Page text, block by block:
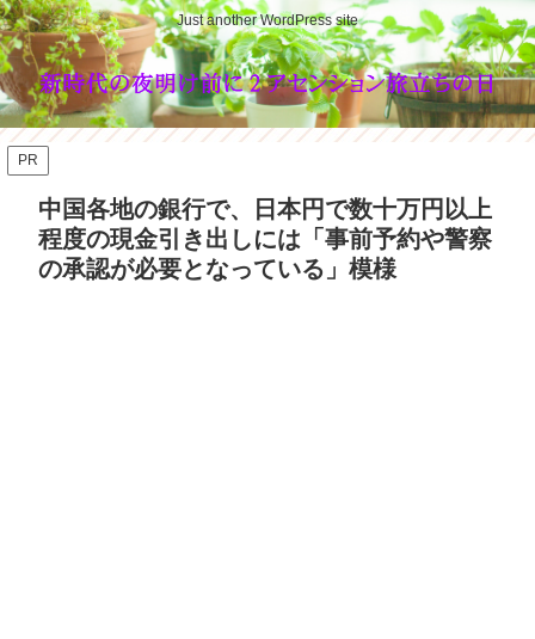
Just another WordPress site
PR
中国各地の銀行で、日本円で数十万円以上
程度の現金引き出しには「事前予約や警察
の承認が必要となっている」模様